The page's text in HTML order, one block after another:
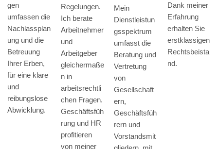
gen
umfassen die
Nachlassplan
ung und die
Betreuung
Ihrer Erben,
für eine klare
und
reibungslose
Abwicklung.
Regelungen.
Ich berate
Arbeitnehmer
und
Arbeitgeber
gleichermaße
n in
arbeitsrechtli
chen Fragen.
Geschäftsfüh
rung und HR
profitieren
von meiner
Mein
Dienstleistun
gsspektrum
umfasst die
Beratung und
Vertretung
von
Gesellschaft
ern,
Geschäftsfüh
rern und
Vorstandsmit
Dank meiner
Erfahrung
erhalten Sie
erstklassigen
Rechtsbeista
nd.